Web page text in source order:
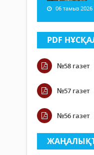
06 тамыз 2026
PDF
№58 газет
№57 газет
№56 газет